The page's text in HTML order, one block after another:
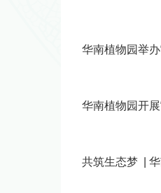
华南植物园举
华南植物园开
共筑生态梦 |